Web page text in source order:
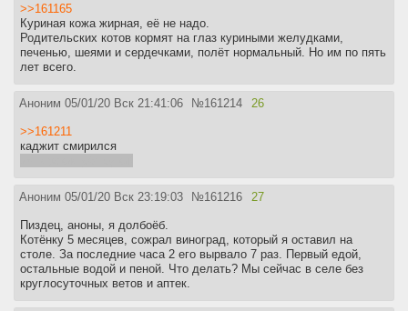
>>161165
Куриная кожа жирная, её не надо.
Родительских котов кормят на глаз куриными желудками,
печенью, шеями и сердечками, полёт нормальный. Но им по пять
лет всего.
Аноним 05/01/20 Вск 21:41:06 №161214 26
>>161211
каджит смирился
Аноним 05/01/20 Вск 23:19:03 №161216 27
Пиздец, аноны, я долбоёб.
Котёнку 5 месяцев, сожрал виноград, который я оставил на
столе. За последние часа 2 его вырвало 7 раз. Первый едой,
остальные водой и пеной. Что делать? Мы сейчас в селе без
круглосуточных ветов и аптек.